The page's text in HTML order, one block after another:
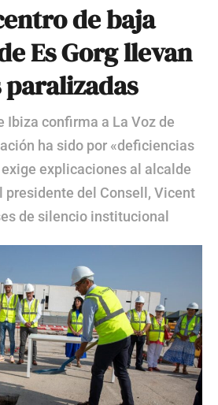
de baja
Es Gorg llevan
paralizadas
Ibiza confirma a La Voz de
ha sido por «deficiencias
exige explicaciones al alcalde
presidente del Consell, Vicent
de silencio institucional